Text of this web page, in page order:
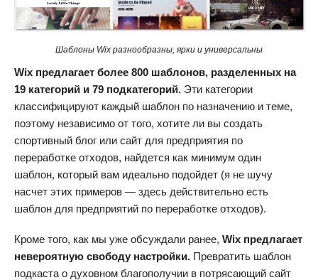
Шаблоны Wix разнообразны, ярки и универсальны
Wix предлагает более 800 шаблонов, разделенных на
19 категорий и 79 подкатегорий. Эти категории
классифицируют каждый шаблон по назначению и теме,
поэтому независимо от того, хотите ли вы создать
спортивный блог или сайт для предприятия по
переработке отходов, найдется как минимум один
шаблон, который вам идеально подойдет (я не шучу
насчет этих примеров — здесь действительно есть
шаблон для предприятий по переработке отходов).
Кроме того, как мы уже обсуждали ранее, Wix предлагает
невероятную свободу настройки. Превратить шаблон
подкаста о духовном благополучии в потрясающий сайт